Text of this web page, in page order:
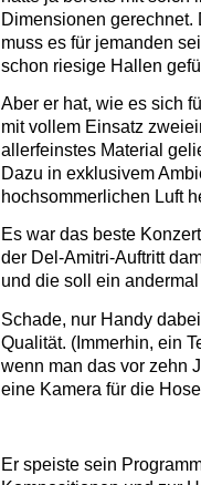
Dimensionen
muss es für jemanden
schon riesige Hallen
Aber er hat, wie es sich
mit vollem Einsatz
allerfeinstes Material
Dazu in exklusivem
hochsommerlichen Luft
Es war das beste
der Del-Amitri-Auftritt
und die soll ein
Schade, nur Handy
Qualität. (Immerhin, ein
wenn man das vor zehn
eine Kamera für die
Er speiste sein